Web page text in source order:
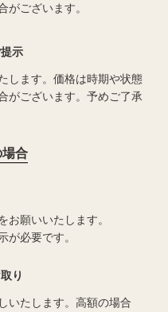
がございます。
示
します。価格は時期や状態
がございます。予めご了承
場合
お願いいたします。
が必要です。
り
いたします。高額の場合